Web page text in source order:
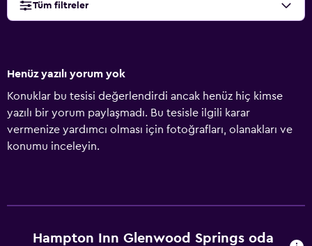
Tüm filtreler
Henüz yazılı yorum yok
Konuklar bu tesisi değerlendirdi ancak henüz hiç kimse
yazılı bir yorum paylaşmadı. Bu tesisle ilgili karar
vermenize yardımcı olması için fotoğrafları, olanakları ve
konumu inceleyin.
Hampton Inn Glenwood Springs oda